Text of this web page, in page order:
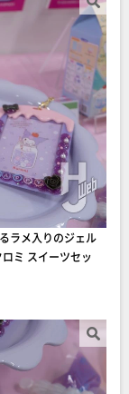
ラメ入りのジェル
ミ スイーツセッ